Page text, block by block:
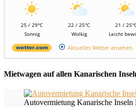
25 / 29°C
Sonnig
22 / 25°C
Wolkig
21 /
Leicht
Aktuelles Wetter ansehen
Mietwagen auf allen Kanarischen
Autovermietung Kanarische